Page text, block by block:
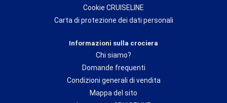
Cookie CRUISELINE
Carta di protezione dei dati personali
Informazioni sulla crociera
Chi siamo?
Domande frequenti
Condizioni generali di vendita
Mappa del sito